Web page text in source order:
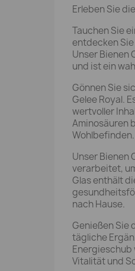
Erleben Sie
Tauchen Sie
entdecken
Unser Bienen
und ist ein
Gönnen Sie
Gelee Royal.
wertvoller
Aminosäuren
Wohlbefinden.
Unser Bienen
verarbeitet,
Glas enthält
nach Hause.
Genießen Sie
tägliche
Energieschub
Vitalität und